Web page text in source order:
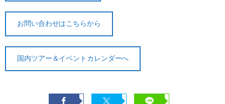
起算して
さかのぼ
で
40%
40%
お問い合わせはこちらから
国内ツアー＆イベントカレンダーへ